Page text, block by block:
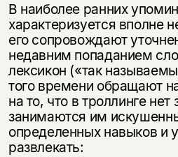
В наиболее ранних
характеризуется вполне
его сопровождают
недавним попаданием
лексикон («так
того времени обращают
на то, что в троллинге
занимаются им
определенных навыков и
развлекать: